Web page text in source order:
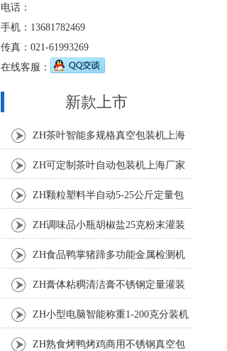
电话：
手机：13681782469
传真：021-61993269
在线客服：
新款上市
ZH茶叶智能多规格真空包装机上海
厂家 ZH可定制茶叶自动包装机上海厂家
ZH颗粒塑料半自动5-25公斤定量包
装机 ZH调味品小瓶胡椒盐25克粉末灌装
ZH食品鸭掌猪蹄多功能金属检测机
ZH膏体粘稠清洁膏不锈钢定量灌装
机厂家 ZH小型电脑智能称重1-200克分装机
ZH熟食烤鸭烤鸡商用不锈钢真空包